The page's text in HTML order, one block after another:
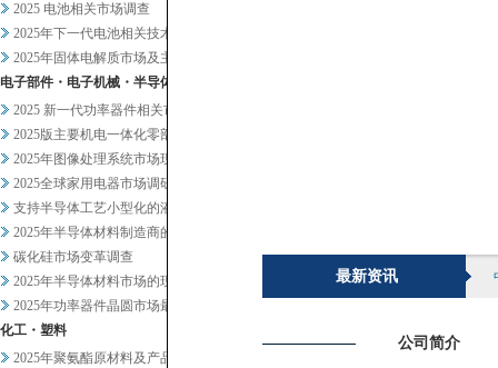
2025 电池相关市场调查
2025年下一代电池相关技术及...
2025年固体电解质市场及主要...
电子部件・电子机械・半导体
2025 新一代功率器件相关市...
2025版主要机电一体化零部件...
2025年图像处理系统市场现状...
2025全球家用电器市场调研
支持半导体工艺小型化的液体过滤...
2025年半导体材料制造商的业...
碳化硅市场变革调查
2025年半导体材料市场的现状...
2025年功率器件晶圆市场最新...
化工・塑料
2025年聚氨酯原材料及产品市...
最新资讯
公司简介